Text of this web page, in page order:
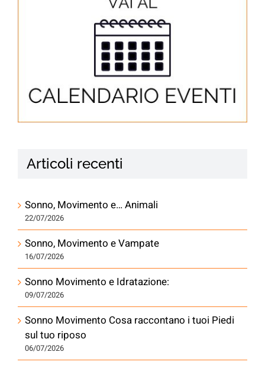
Articoli recenti
Sonno, Movimento e… Animali
22/07/2026
Sonno, Movimento e Vampate
16/07/2026
Sonno Movimento e Idratazione:
09/07/2026
Sonno Movimento Cosa raccontano i tuoi Piedi
sul tuo riposo
06/07/2026